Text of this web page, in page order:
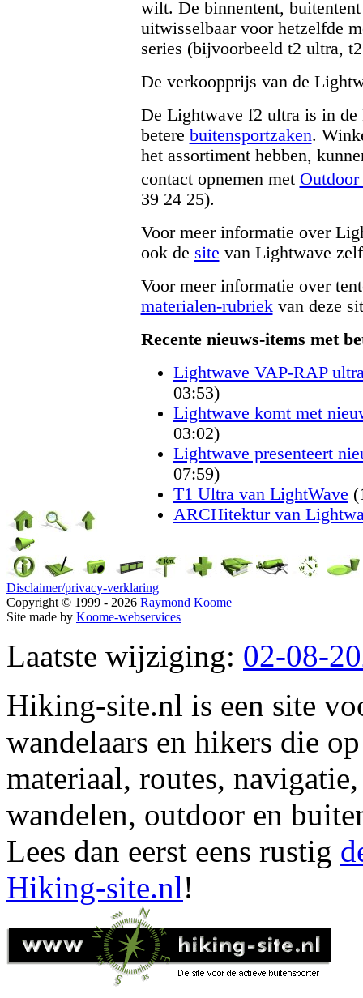
wilt. De binnentent,
uitwisselbaar voor hetzelfde
series (bijvoorbeeld t2 ultra,
De verkoopprijs van de
De Lightwave f2 ultra is in
betere buitensportzaken.
het assortiment hebben,
contact opnemen met
39 24 25).
Voor meer informatie over
ook de site van Lightwave
Voor meer informatie over
materialen-rubriekvan deze
Recente nieuws-items met
Lightwave VAP-RAP
03:53)
Lightwave komt met
03:02)
Lightwave presenteert
07:59)
T1 Ultra van LightWave
ARCHitektur van
Disclaimer/privacy-verklaring
Copyright © 1999 - 2026 Raymond Koome
Site made by Koome-webservices
Laatste wijziging: 02-08-
Hiking-site.nl is een site
wandelaars en hikers die
materiaal, routes,
wandelen, outdoor en
Lees dan eerst eens rustig
Hiking-site.nl!